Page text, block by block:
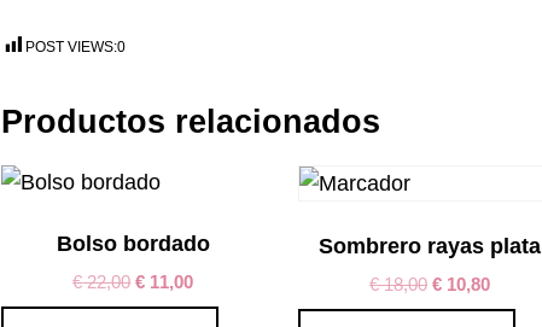
POST VIEWS:0
Productos relacionados
Bolso bordado
€22,00 € 11,00
Sombrero rayas plata
€18,00 €10,80